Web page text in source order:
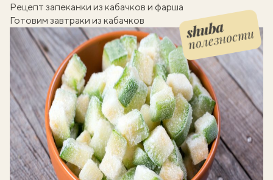
Рецепт запеканки из кабачков и фарша
Готовим завтраки из кабачков
полезности
Шуба полезности